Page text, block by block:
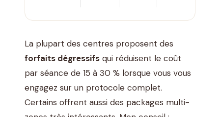
La plupart des centres proposent des
forfaits dégressifs qui réduisent le coût
par séance de 15 à 30 % lorsque vous vous
engagez sur un protocole complet.
Certains offrent aussi des packages multi-